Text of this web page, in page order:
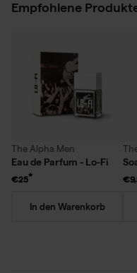
Empfohlene
The Alpha Men
Eau de Parfum - Lo-Fi
€25
In den Warenkorb